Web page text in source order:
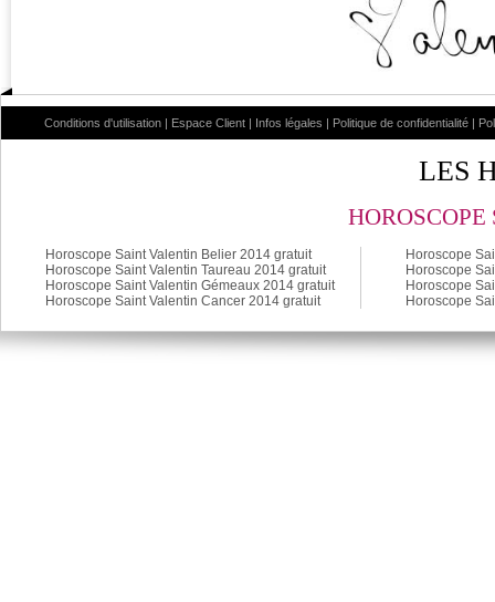
Conditions d'utilisation | Espace Client | Infos légales | Politique de confidentialité |
LES
Horoscope Saint Valentin Belier 2014 gratuit
Horoscope Saint Valentin Taureau 2014 gratuit
Horoscope Saint Valentin Gémeaux 2014 gratuit
Horoscope Saint Valentin Cancer 2014 gratuit
Horoscope
Horoscope
Horoscope
Horoscope